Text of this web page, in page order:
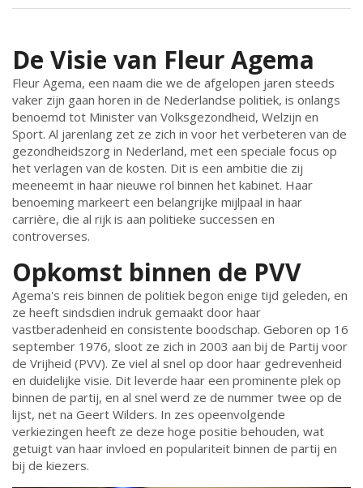
De Visie van Fleur Agema
Fleur Agema, een naam die we de afgelopen jaren steeds
vaker zijn gaan horen in de Nederlandse politiek, is onlangs
benoemd tot Minister van Volksgezondheid, Welzijn en
Sport. Al jarenlang zet ze zich in voor het verbeteren van de
gezondheidszorg in Nederland, met een speciale focus op
het verlagen van de kosten. Dit is een ambitie die zij
meeneemt in haar nieuwe rol binnen het kabinet. Haar
benoeming markeert een belangrijke mijlpaal in haar
carrière, die al rijk is aan politieke successen en
controverses.
Opkomst binnen de PVV
Agema's reis binnen de politiek begon enige tijd geleden, en
ze heeft sindsdien indruk gemaakt door haar
vastberadenheid en consistente boodschap. Geboren op 16
september 1976, sloot ze zich in 2003 aan bij de Partij voor
de Vrijheid (PVV). Ze viel al snel op door haar gedrevenheid
en duidelijke visie. Dit leverde haar een prominente plek op
binnen de partij, en al snel werd ze de nummer twee op de
lijst, net na Geert Wilders. In zes opeenvolgende
verkiezingen heeft ze deze hoge positie behouden, wat
getuigt van haar invloed en populariteit binnen de partij en
bij de kiezers.